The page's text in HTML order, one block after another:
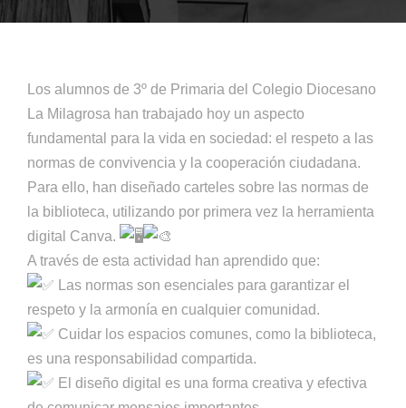
Los alumnos de 3º de Primaria del Colegio Diocesano
La Milagrosa han trabajado hoy un aspecto
fundamental para la vida en sociedad: el respeto a las
normas de convivencia y la cooperación ciudadana.
Para ello, han diseñado carteles sobre las normas de
la biblioteca, utilizando por primera vez la herramienta
digital Canva.
A través de esta actividad han aprendido que:
Las normas son esenciales para garantizar el
respeto y la armonía en cualquier comunidad.
Cuidar los espacios comunes, como la biblioteca,
es una responsabilidad compartida.
El diseño digital es una forma creativa y efectiva